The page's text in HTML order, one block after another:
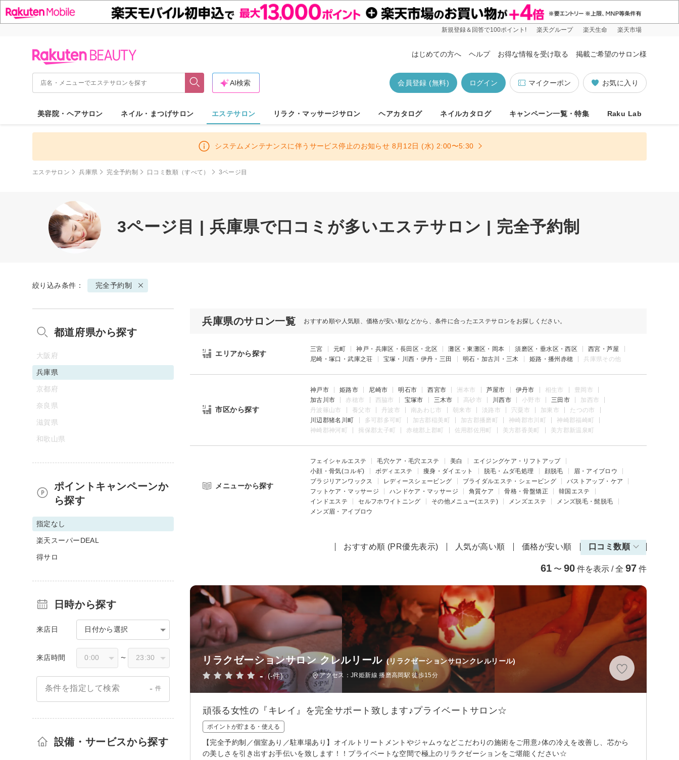
新規登録＆回答で100ポイント! 楽天グループ 楽天生命 楽天市場
はじめての方へ ヘルプ お得な情報を受け取る 掲載ご希望のサロン様
お気に入り
マイクーポン
ログイン
会員登録 (無料)
AI検索
美容院・ヘアサロン ネイル・まつげサロン エステサロン リラク・マッサージサロン ヘアカタログ ネイルカタログ キャンペーン一覧・特集 Raku Lab
システムメンテナンスに伴うサービス停止のお知らせ 8月12日 (水) 2:00〜5:30
エステサロン 兵庫県 完全予約制 口コミ数順（すべて） 3ページ目
3ページ目 | 兵庫県で口コミが多いエステサロン | 完全予約制
絞り込み条件： 完全予約制
兵庫県のサロン一覧 おすすめ順や人気順、価格が安い順などから、条件に合ったエステサロンをお探しください。
エリアから探す
三宮 元町 神戸・兵庫区・長田区・北区 灘区・東灘区・岡本 須磨区・垂水区・西区
西宮・芦屋
尼崎・塚口・武庫之荘
宝塚・川西・伊丹・三田 明石・加古川・三木 姫路・播州赤穂 兵庫県その他
市区から探す
神戸市 姫路市 尼崎市 明石市 西宮市 洲本市 芦屋市 伊丹市 相生市
豊岡市
加古川市
赤穂市 西脇市 宝塚市 三木市 高砂市 川西市 小野市 三田市
加西市
丹波篠山市
養父市 丹波市 南あわじ市 朝来市 淡路市 宍粟市 加東市
たつの市
川辺郡猪名川町
多可郡多可町 加古郡稲美町 加古郡播磨町 神崎郡市川町
神崎郡福崎町
神崎郡神河町
揖保郡太子町 赤穂郡上郡町 佐用郡佐用町 美方郡香美町 美方郡新温泉町
メニューから探す
フェイシャルエステ 毛穴ケア・毛穴エステ 美白
エイジングケア・リフトアップ
小顔・骨気(コルギ)
ボディエステ 痩身・ダイエット 脱毛・ムダ毛処理 顔脱毛
眉・アイブロウ
ブラジリアンワックス
レディースシェービング ブライダルエステ・シェービング
バストアップ・ケア
フットケア・マッサージ
ハンドケア・マッサージ 角質ケア 骨格・骨盤矯正
韓国エステ
インドエステ
セルフホワイトニング その他メニュー(エステ) メンズエステ
メンズ脱毛・髭脱毛
メンズ眉・アイブロウ
おすすめ順 (PR優先表示) 人気が高い順 価格が安い順 口コミ数順
61 〜 90 件を表示 / 全 97 件
リラクゼーションサロン クレルリール (リラクゼーションサロンクレルリール)
- (-件) アクセス：JR姫新線 播磨高岡駅 徒歩15分
頑張る女性の『キレイ』を完全サポート致します♪プライベートサロン☆
ポイントが貯まる・使える
【完全予約制／個室あり／駐車場あり】オイルトリートメントやジャムゥなどこだわりの施術をご用意♪体の冷えを改善し、芯から
の美しさを引き出すお手伝いを致します！！プライベートな空間で極上のリラクゼーションをご堪能ください☆
都道府県から探す
大阪府
兵庫県
京都府
奈良県
滋賀県
和歌山県
ポイントキャンペーンか
ら探す
指定なし
楽天スーパーDEAL
得サロ
日時から探す
来店日 日付から選択
来店時間 〜
条件を指定して検索 - 件
設備・サービスから探す